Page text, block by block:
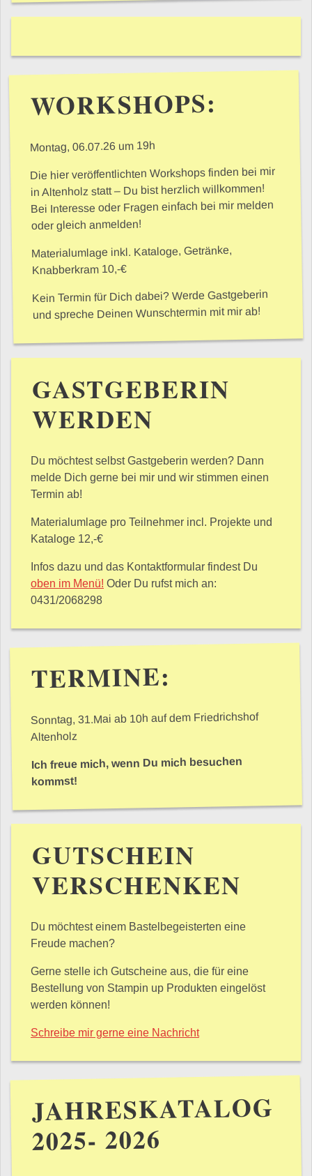
WORKSHOPS:
Montag, 06.07.26 um 19h
Die hier veröffentlichten Workshops finden bei mir
in Altenholz statt – Du bist herzlich willkommen!
Bei Interesse oder Fragen einfach bei mir melden
oder gleich anmelden!
Materialumlage inkl. Kataloge, Getränke,
Knabberkram 10,-€
Kein Termin für Dich dabei? Werde Gastgeberin
und spreche Deinen Wunschtermin mit mir ab!
GASTGEBERIN
WERDEN
Du möchtest selbst Gastgeberin werden? Dann
melde Dich gerne bei mir und wir stimmen einen
Termin ab!
Materialumlage pro Teilnehmer incl. Projekte und
Kataloge 12,-€
Infos dazu und das Kontaktformular findest Du
oben im Menü! Oder Du rufst mich an:
0431/2068298
TERMINE:
Sonntag, 31.Mai ab 10h auf dem Friedrichshof
Altenholz
Ich freue mich, wenn Du mich besuchen
kommst!
GUTSCHEIN
VERSCHENKEN
Du möchtest einem Bastelbegeisterten eine
Freude machen?
Gerne stelle ich Gutscheine aus, die für eine
Bestellung von Stampin up Produkten eingelöst
werden können!
Schreibe mir gerne eine Nachricht
JAHRESKATALOG
2025- 2026